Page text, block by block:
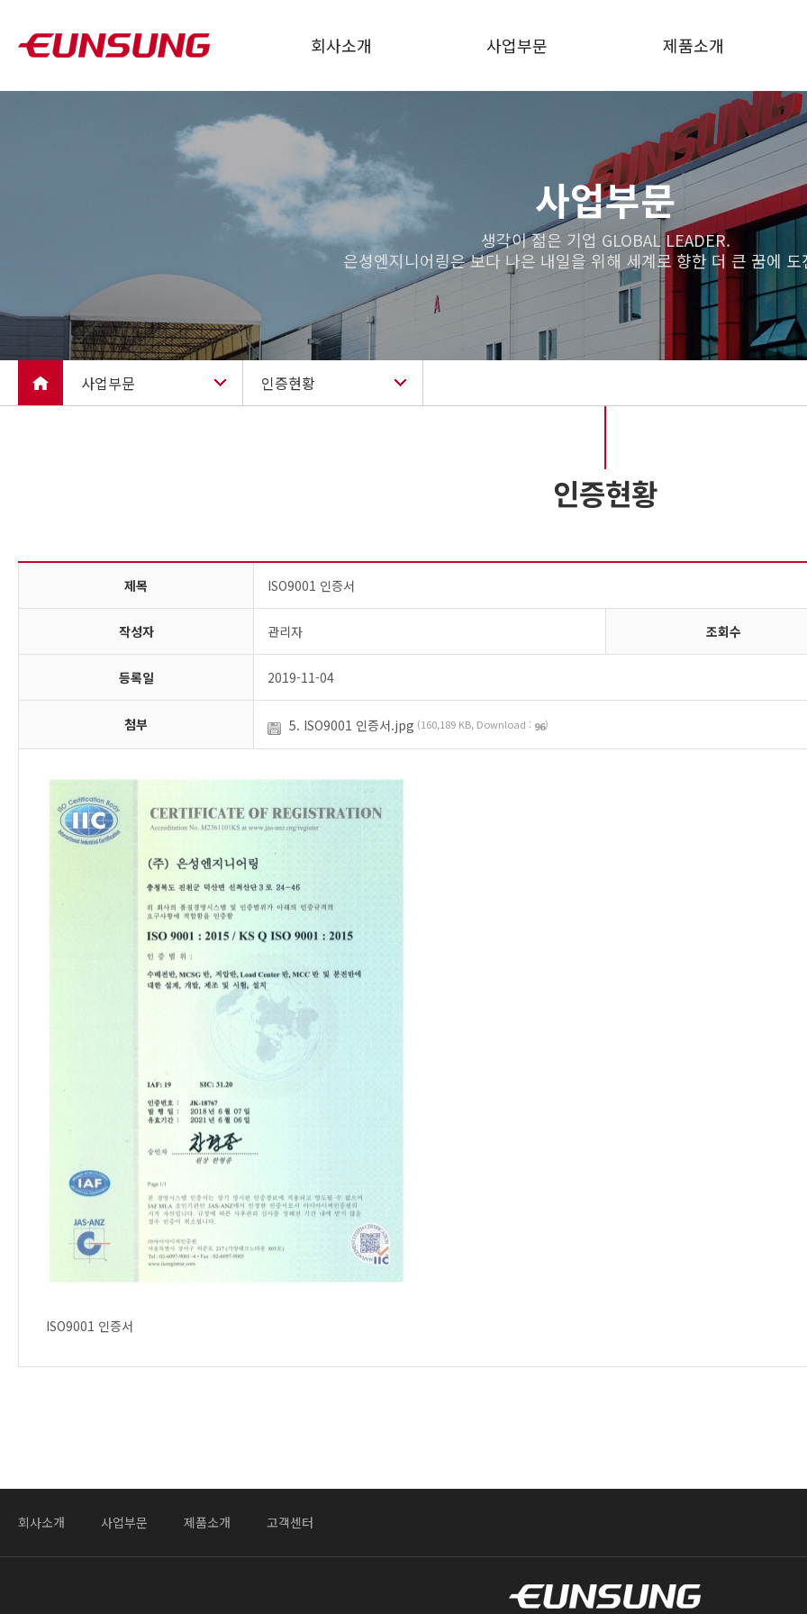
회사소개
회사개요
연혁
CI소개
조직
사업부문
실적현황
제품소개
내진형 수배전반
전동기 제어반
축소형 배전반
사업부문
생각이 젊은 기업 GLOBAL LEADER.
은성엔지니어링은 보다 나은 내일을 위해 세계로 향한 더 큰 꿈에
사업부문
고객센터
인증현황
인증현황
제목 ISO9001 인증서
작성자 관리자 조회수
등록일 2019-11-04
첨부 5. ISO9001 인증서.jpg (160,189 KB, Download : 96)
ISO9001 인증서
회사소개 사업부문 제품소개 고객센터